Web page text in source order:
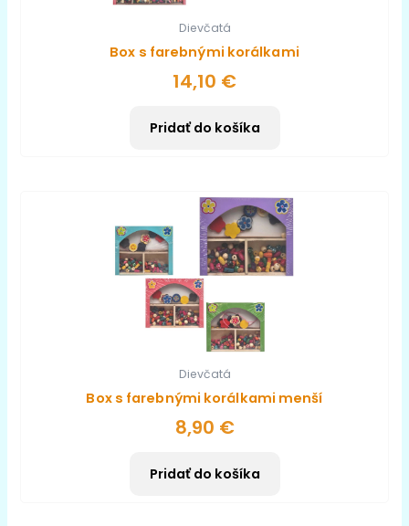
Dievčatá
Box s farebnými korálkami
14,10 €
Pridať do košíka
Dievčatá
Box s farebnými korálkami menší
8,90 €
Pridať do košíka